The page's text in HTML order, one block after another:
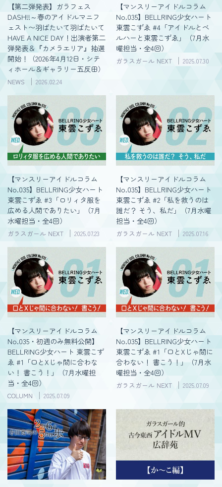
【第二弾発表】ガラフェス
DASH!!～春のアイドルマニフ
ェスト〜羽ばたいて羽ばたいて
HAVE A NICE DAY！出演者第二
弾発表＆『カメラエリア』抽選
開始！（2026年4月12日・シテ
ィホール＆ギャラリー五反田）
NEWS 2026.02.24
【マンスリーアイドルコラム
No.035】BELLRING少女ハート
東雲こずゑ #4「アイドルとベ
ルハーと東雲こずゑ」（7月水
曜担当・全4回）
ガラスガール NEXT 2025.07.30
【マンスリーアイドルコラム
No.035】BELLRING少女ハート
東雲こずゑ #3「ロリィタ服を
広める人間でありたい」（7月
水曜担当・全4回）
ガラスガール NEXT 2025.07.23
【マンスリーアイドルコラム
No.035】BELLRING少女ハート
東雲こずゑ #2「私を救うのは
誰だ？ そう、私だ」（7月水曜
担当・全4回）
ガラスガール NEXT 2025.07.16
【マンスリーアイドルコラム
No.035・初週のみ無料公開】
BELLRING少女ハート 東雲こず
ゑ #1「口とXじゃ間に合わな
い！ 書こう！」（7月水曜担
当・全4回）
COLUMN 2025.07.09
【マンスリーアイドルコラム
No.035】BELLRING少女ハート
東雲こずゑ #1「口とXじゃ間に
合わない！ 書こう！」（7月水
曜担当・全4回）
ガラスガール NEXT 2025.07.09